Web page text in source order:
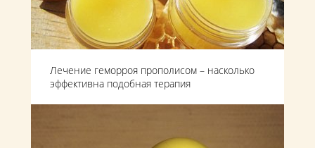
Лечение геморроя прополисом – насколько
эффективна подобная терапия